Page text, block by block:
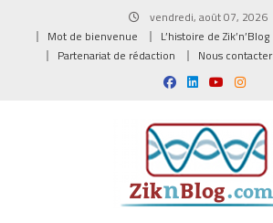
vendredi, août 07, 2026
Mot de bienvenue
L’histoire de Zik’n’Blog
Partenariat de rédaction
Nous contacter